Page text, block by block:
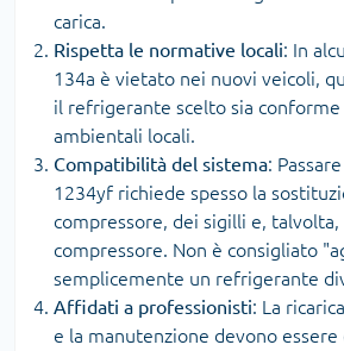
carica.
Rispetta le normative locali: In
134a è vietato nei nuovi veicoli,
il refrigerante scelto sia
ambientali locali.
Compatibilità del sistema:
1234yf richiede spesso la
compressore, dei sigilli e,
compressore. Non è consigliato
semplicemente un refrigerante
Affidati a professionisti: La
e la manutenzione devono essere